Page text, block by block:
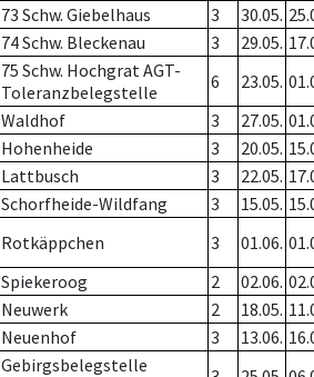
73 Schw. Giebelhaus 3 30.05.
74 Schw. Bleckenau 3 29.05.
75 Schw. Hochgrat AGT-
Toleranzbelegstelle
6 23.05.
Waldhof 3 27.05.
Hohenheide 3 20.05.
Lattbusch 3 22.05.
Schorfheide-Wildfang 3 15.05.
Rotkäppchen 3 01.06.
Spiekeroog 2 02.06.
Neuwerk 2 18.05.
Neuenhof 3 13.06.
Gebirgsbelegstelle